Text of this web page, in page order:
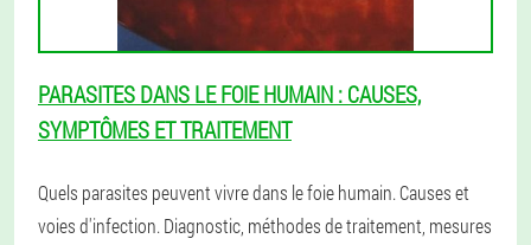
PARASITES DANS LE FOIE HUMAIN : CAUSES,
SYMPTÔMES ET TRAITEMENT
Quels parasites peuvent vivre dans le foie humain. Causes et
voies d'infection. Diagnostic, méthodes de traitement, mesures